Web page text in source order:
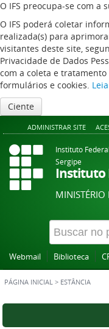
O IFS preocupa-se com a
O IFS poderá coletar
realizada(s) para
visitantes deste site,
Privacidade de Dados
com a coleta e
formulários e cookies.
Ciente
ADMINISTRAR SITE
Instituto
Sergipe
Instituto
Webmail Biblioteca
PÁGINA INICIAL > ESTÂNCIA